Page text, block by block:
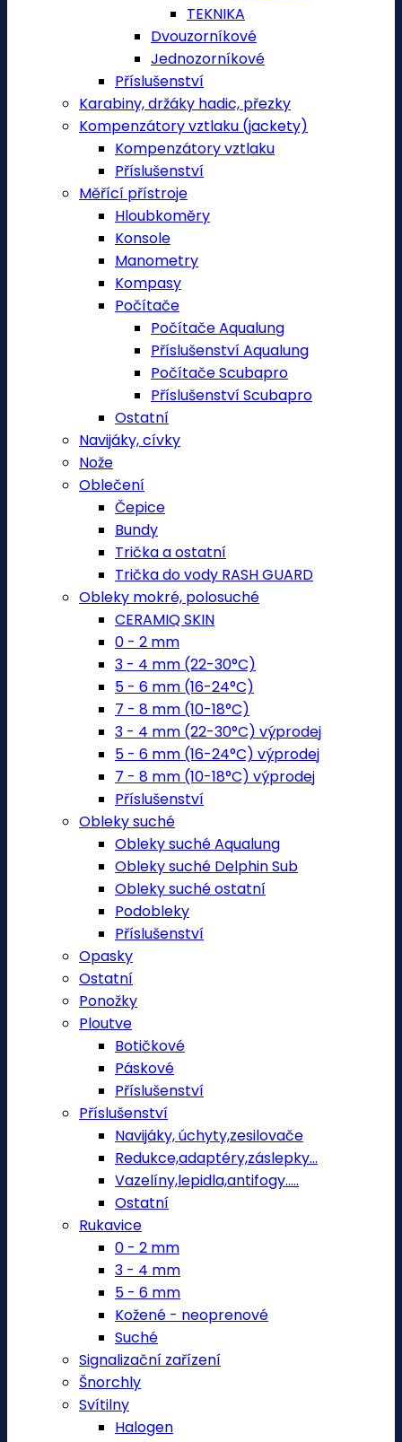
TEKNIKA
Dvouzorníkové
Jednozorníkové
Příslušenství
Karabiny, držáky hadic, přezky
Kompenzátory vztlaku (jackety)
Kompenzátory vztlaku
Příslušenství
Měřící přístroje
Hloubkoměry
Konsole
Manometry
Kompasy
Počítače
Počítače Aqualung
Příslušenství Aqualung
Počítače Scubapro
Příslušenství Scubapro
Ostatní
Navijáky, cívky
Nože
Oblečení
Čepice
Bundy
Trička a ostatní
Trička do vody RASH GUARD
Obleky mokré, polosuché
CERAMIQ SKIN
0 - 2 mm
3 - 4 mm (22-30°C)
5 - 6 mm (16-24°C)
7 - 8 mm (10-18°C)
3 - 4 mm (22-30°C) výprodej
5 - 6 mm (16-24°C) výprodej
7 - 8 mm (10-18°C) výprodej
Příslušenství
Obleky suché
Obleky suché Aqualung
Obleky suché Delphin Sub
Obleky suché ostatní
Podobleky
Příslušenství
Opasky
Ostatní
Ponožky
Ploutve
Botičkové
Páskové
Příslušenství
Příslušenství
Navijáky, úchyty,zesilovače
Redukce,adaptéry,záslepky...
Vazelíny,lepidla,antifogy.....
Ostatní
Rukavice
0 - 2 mm
3 - 4 mm
5 - 6 mm
Kožené - neoprenové
Suché
Signalizační zařízení
Šnorchly
Svítilny
Halogen